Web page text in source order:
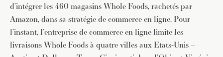
d’intégrer les 460 magasins Whole Foods, rachetés par
Amazon, dans sa stratégie de commerce en ligne. Pour
l’instant, l’entreprise de commerce en ligne limite les
livraisons Whole Foods à quatre villes aux Etats-Unis –